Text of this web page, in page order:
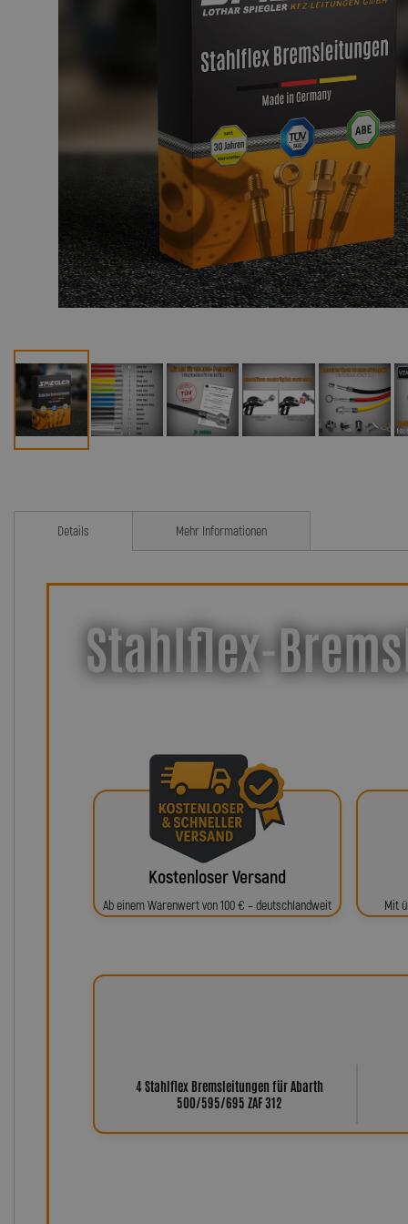
Details
Stahlflex-
Kostenloser Versand
Ab einem Warenwert von 100 € – deutschlandweit Mit
4 Stahlflex Bremsleitungen für Abarth
500/595/695 ZAF 312
Mehr Informationen